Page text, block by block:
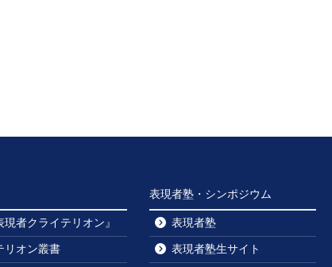
現者クライテリオン』
リオン叢書
表現者塾・シンポジウム
表現者塾
表現者塾生サイト